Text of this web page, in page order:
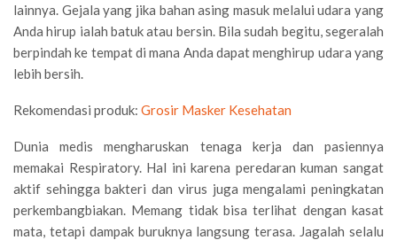
lainnya. Gejala yang jika bahan asing masuk melalui udara yang
Anda hirup ialah batuk atau bersin. Bila sudah begitu, segeralah
berpindah ke tempat di mana Anda dapat menghirup udara yang
lebih bersih.
Rekomendasi produk: Grosir Masker Kesehatan
Dunia medis mengharuskan tenaga kerja dan pasiennya
memakai Respiratory. Hal ini karena peredaran kuman sangat
aktif sehingga bakteri dan virus juga mengalami peningkatan
perkembangbiakan. Memang tidak bisa terlihat dengan kasat
mata, tetapi dampak buruknya langsung terasa. Jagalah selalu